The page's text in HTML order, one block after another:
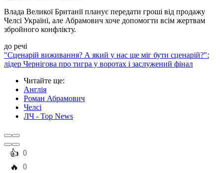
Влада Великої Британії планує передати гроші від продажу
Челсі Україні, але Абрамович хоче допомогти всім жертвам
збройного конфлікту.
до речі
"Сценарій виживання? А який у нас ще міг бути сценарій?":
лідер Чернігова про тигра у воротах і заслужений фінал
Читайте ще:
Англія
Роман Абрамович
Челсі
ЛЧ - Top News
️👍 0
️🔥 0